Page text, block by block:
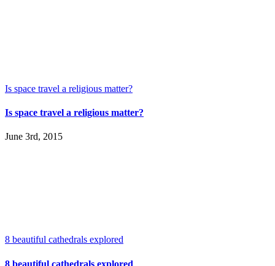
Is space travel a religious matter?
Is space travel a religious matter?
June 3rd, 2015
8 beautiful cathedrals explored
8 beautiful cathedrals explored